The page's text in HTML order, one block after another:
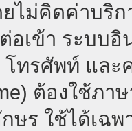
ไม่คิดค่าบริก
เข้า ระบบอิ
โทรศัพท์ และ
ต้องใช้ภ
ษร ใช้ได้เฉ